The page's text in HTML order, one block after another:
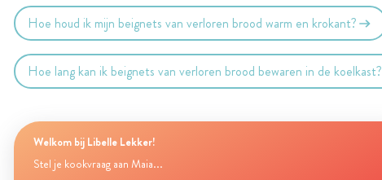
Hoe houd ik mijn beignets van verloren brood warm en krokant?
Hoe lang kan ik beignets van verloren brood bewaren in de koelkast?
Welkom bij Libelle Lekker!
Stel je kookvraag aan Maia...